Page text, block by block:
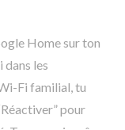
Home sur ton
dans les
Fi familial, tu
pour